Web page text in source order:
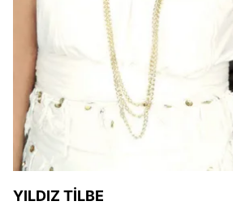
YILDIZ TİLBE